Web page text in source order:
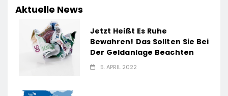
Aktuelle News
Jetzt Heißt Es Ruhe
Bewahren! Das Sollten Sie Bei
Der Geldanlage Beachten
5. APRIL 2022